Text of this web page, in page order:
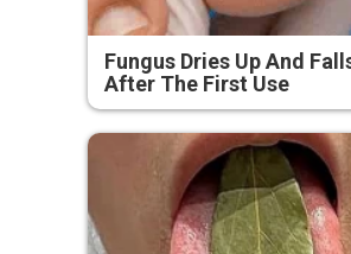
Fungus Dries Up And
After The First Use